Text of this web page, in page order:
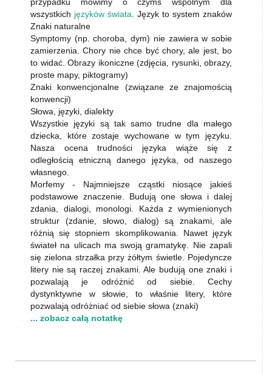
wszystkich języków świata . Język to system znaków
Znaki naturalne
Symptomy (np. choroba, dym) nie zawiera w sobie
zamierzenia. Chory nie chce być chory, ale jest, bo
to widać. Obrazy ikoniczne (zdjęcia, rysunki, obrazy,
proste mapy, piktogramy)
Znaki konwencjonalne (związane ze znajomością
konwencji)
Słowa, języki, dialekty
Wszystkie języki są tak samo trudne dla małego
dziecka, które zostaje wychowane w tym języku.
Nasza ocena trudności języka wiąże się z
odległością etniczną danego języka, od naszego
własnego.
Morfemy - Najmniejsze cząstki niosące jakieś
podstawowe znaczenie. Budują one słowa i dalej
zdania, dialogi, monologi. Każda z wymienionych
struktur (zdanie, słowo, dialog) są znakami, ale
różnią się stopniem skomplikowania. Nawet język
świateł na ulicach ma swoją gramatykę. Nie zapali
się zielona strzałka przy żółtym świetle. Pojedyncze
litery nie są raczej znakami. Ale budują one znaki i
pozwalają je odróżnić od siebie. Cechy
dystynktywne w słowie, to właśnie litery, które
pozwalają odróżniać od siebie słowa (znaki)
... zobacz całą notatkę